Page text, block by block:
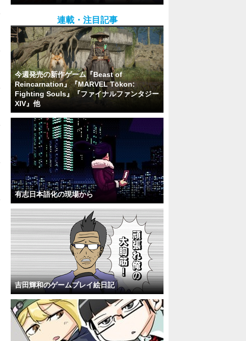
連載・注目記事
今週発売の新作ゲーム『Beast of
Reincarnation』『MARVEL Tōkon:
Fighting Souls』『ファイナルファンタジー
XIV』他
有志日本語化の現場から
吉田輝和のゲームプレイ絵日記